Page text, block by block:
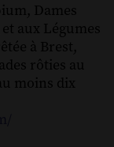
Dames
aux Légumes
à Brest,
rôties au
moins dix